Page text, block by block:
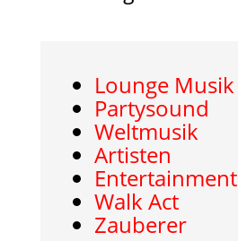
Lounge Musik
Partysound
Weltmusik
Artisten
Entertainment
Walk Act
Zauberer